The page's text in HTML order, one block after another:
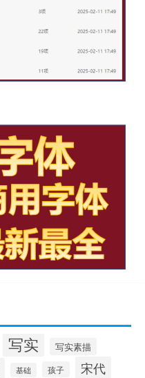
写实 写实素描
基础 孩子 宋代